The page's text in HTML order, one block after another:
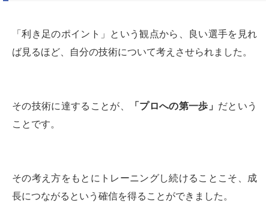
「利き足のポイント」という観点から、良い選手を見れ
ば見るほど、自分の技術について考えさせられました。
その技術に達することが、 「プロへの第一歩」 だという
ことです。
その考え方をもとにトレーニングし続けることこそ、成
長につながるという確信を得ることができました。